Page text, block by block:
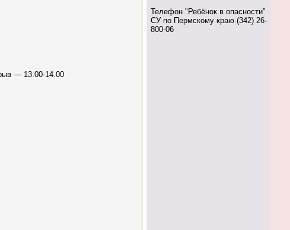
— 13.00-14.00
Телефон "Ребёнок в опасности"
СУ по Пермскому краю (342) 26-
800-06